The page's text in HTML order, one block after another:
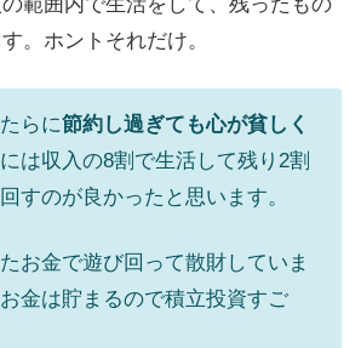
。ホントそれだけ。
らに節約し過ぎても心が貧しく
は収入の8割で生活して残り2割
すのが良かったと思います。
お金で遊び回って散財していま
金は貯まるので積立投資すご